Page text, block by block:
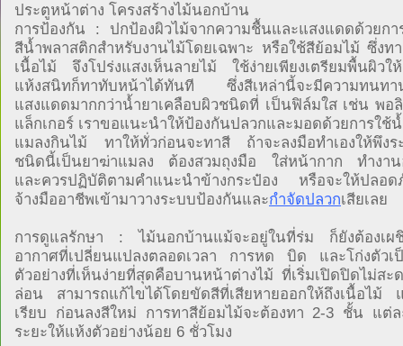
ประตูหน้าต่าง โครงสร้างไม้นอกบ้าน
การป้องกัน : ปกป้องผิวไม้จากความชื้นและแสงแดดด้วยก
สีน้ำพลาสติกสำหรับงานไม้โดยเฉพาะ หรือใช้สีย้อมไม้ ซึ่งท
เนื้อไม้ จึงโปร่งแสงเห็นลายไม้ ใช้ง่ายเพียงเตรียมพื้นผิวใ
แห้งสนิทก็ทาทับหน้าได้ทันที ซึ่งสีเหล่านี้จะมีความทนทา
แสงแดดมากกว่าน้ำยาเคลือบผิวชนิดที่ เป็นฟิล์มใส เช่น พอ
แล็กเกอร์ เราขอแนะนำให้ป้องกันปลวกและมอดด้วยการใช้
แมลงกินไม้ ทาให้ทั่วก่อนจะทาสี ถ้าจะลงมือทำเองให้พึงร
ชนิดนี้เป็นยาฆ่าแมลง ต้องสวมถุงมือ ใส่หน้ากาก ทำงาน
และควรปฏิบัติตามคำแนะนำข้างกระป๋อง หรือจะให้ปลอด
จ้างมืออาชีพเข้ามาวางระบบป้องกันและกำจัดปลวกเสียเลย
การดูแลรักษา : ไม้นอกบ้านแม้จะอยู่ในที่ร่ม ก็ยังต้องเผ
อากาศที่เปลี่ยนแปลงตลอดเวลา การหด บิด และโก่งตัวเ
ตัวอย่างที่เห็นง่ายที่สุดคือบานหน้าต่างไม้ ที่เริ่มเปิดปิดไม่สะ
ล่อน สามารถแก้ไขได้โดยขัดสีที่เสียหายออกให้ถึงเนื้อไม้
เรียบ ก่อนลงสีใหม่ การทาสีย้อมไม้จะต้องทา 2-3 ชั้น แต่ล
ระยะให้แห้งตัวอย่างน้อย 6 ชั่วโมง